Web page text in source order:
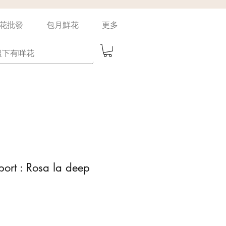
批發 包月鮮花 更多
: Rosa la deep